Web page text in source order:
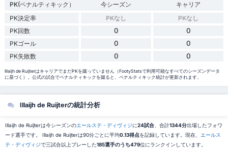
PK(ペナルティキック） 今シーズン
キャリア
PK決定率
PKなし
PKなし
PK回数
0 0
PKゴール 0 0
PK失敗数 0 0
Illaijh de RuijterはキャリアでまだPKを蹴っていません（FootyStatsで利用可能なすべてのシーズンデータ
に基づく）。公式の試合でペナルティキックを蹴ると、ペナルティキック統計が更新されます。
Illaijh de Ruijterの統計分析
Illaijh de Ruijterは今シーズンのエールステ・ディヴィジに24試合、合計1344分出場したフォワ
ード選手です。 Illaijh de Ruijterは90分ごとに平均0.13得点を記録しています。現在、 エールス
テ・ディヴィジで三試合以上プレーした185選手のうち479位にランクインしています。